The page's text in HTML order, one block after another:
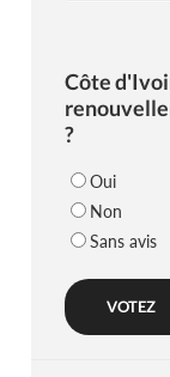
Côte
?
Oui
Non
Sans avis